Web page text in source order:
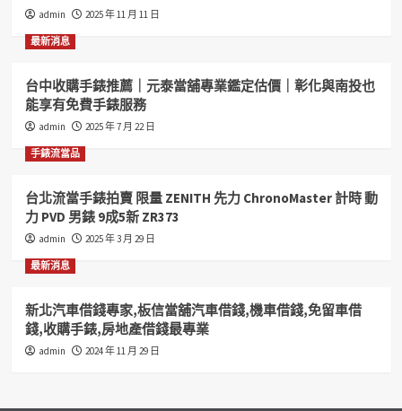
和
您
的
好
居
機
車
借
錢
錶
歡
迎
admin 2025 年 11 月 11 日
最新消息
台中收購手錶推薦｜元泰當舖專業鑑定估價｜彰化與南投也
能享有免費手錶服務
admin 2025 年 7 月 22 日
手錶流當品
台北流當手錶拍賣 限量 ZENITH 先力 ChronoMaster 計時 動
力 PVD 男錶 9成5新 ZR373
admin 2025 年 3 月 29 日
最新消息
新北汽車借錢專家,板信當舖汽車借錢,機車借錢,免留車借
錢,收購手錶,房地產借錢最專業
admin 2024 年 11 月 29 日